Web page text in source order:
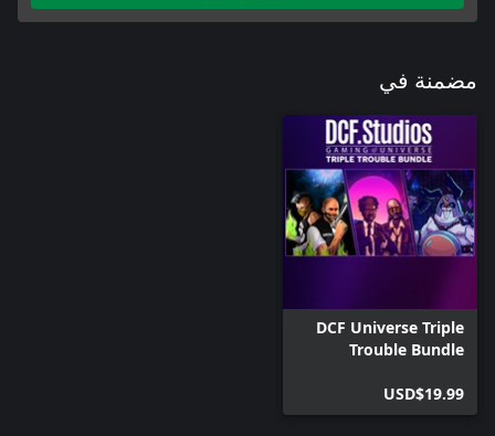
مضمنة في
DCF Universe Triple
Trouble Bundle
USD$19.99